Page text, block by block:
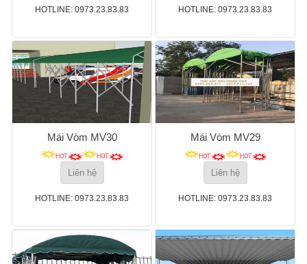
HOTLINE: 0973.23.83.83 HOTLINE: 0973.23.83.83
Mái Vòm MV30
Liên hệ
HOTLINE: 0973.23.83.83
Mái Vòm MV29
Liên hệ
HOTLINE: 0973.23.83.83